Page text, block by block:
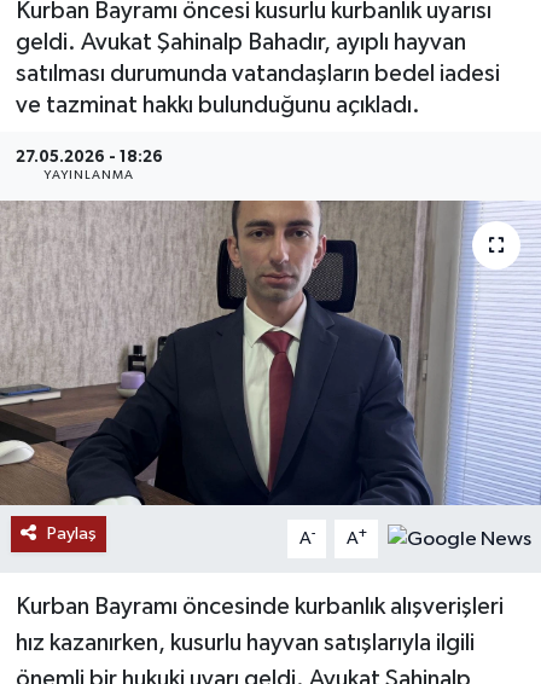
Kurban Bayramı öncesi kusurlu kurbanlık uyarısı
geldi. Avukat Şahinalp Bahadır, ayıplı hayvan
satılması durumunda vatandaşların bedel iadesi
ve tazminat hakkı bulunduğunu açıkladı.
27.05.2026 - 18:26
YAYINLANMA
Paylaş A- A+
Kurban Bayramı öncesinde kurbanlık alışverişleri
hız kazanırken, kusurlu hayvan satışlarıyla ilgili
önemli bir hukuki uyarı geldi. Avukat Şahinalp
MAGAZİN
ÖZEL HABER
RESMİ İLANLAR
SAĞLIK
SİYASET
SOSYAL YARDIMLAR
SPONSORLU YAZI
SPOR
TEKNOLOJİ
YAŞAM